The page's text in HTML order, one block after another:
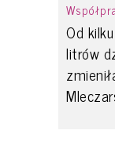
Od
litrów